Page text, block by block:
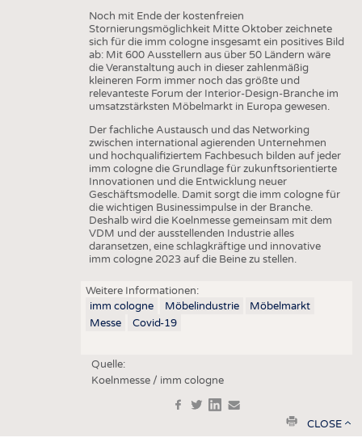
Noch mit Ende der kostenfreien
Stornierungsmöglichkeit Mitte Oktober zeichnete
sich für die imm cologne insgesamt ein positives Bild
ab: Mit 600 Ausstellern aus über 50 Ländern wäre
die Veranstaltung auch in dieser zahlenmäßig
kleineren Form immer noch das größte und
relevanteste Forum der Interior-Design-Branche im
umsatzstärksten Möbelmarkt in Europa gewesen.
Der fachliche Austausch und das Networking
zwischen international agierenden Unternehmen
und hochqualifiziertem Fachbesuch bilden auf jeder
imm cologne die Grundlage für zukunftsorientierte
Innovationen und die Entwicklung neuer
Geschäftsmodelle. Damit sorgt die imm cologne für
die wichtigen Businessimpulse in der Branche.
Deshalb wird die Koelnmesse gemeinsam mit dem
VDM und der ausstellenden Industrie alles
daransetzen, eine schlagkräftige und innovative
imm cologne 2023 auf die Beine zu stellen.
Weitere Informationen:
imm cologne
Möbelindustrie
Möbelmarkt
Messe
Covid-19
Quelle:
Koelnmesse / imm cologne
in
print
CLOSE